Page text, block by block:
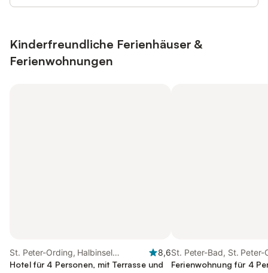
Kinderfreundliche Ferienhäuser &
Ferienwohnungen
St. Peter-Ording, Halbinsel
Eiderstedt
8,6
Hotel für 4 Personen, mit Terrasse und
St. Peter-Bad, St. Peter-
Ferienwohnung für 4